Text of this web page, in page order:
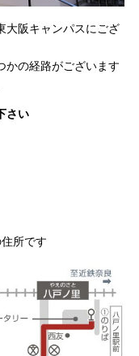
大阪キャンパスにござ
かの経路がございます
さい
所です